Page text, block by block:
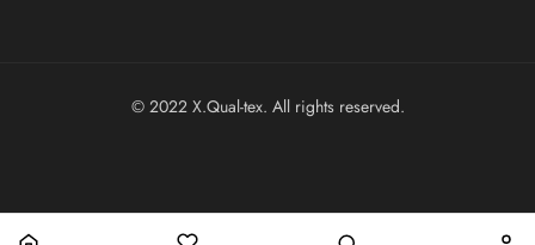
© 2022 X.Qual-tex. All rights reserved.